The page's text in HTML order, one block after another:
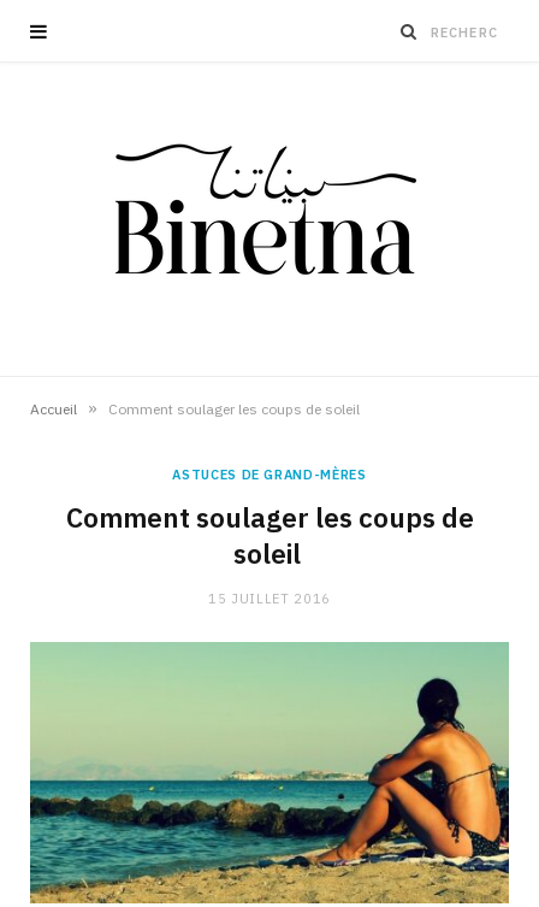
Accueil » Comment soulager les coups de soleil
ASTUCES DE GRAND-MÈRES
Comment soulager les coups de
soleil
15 JUILLET 2016